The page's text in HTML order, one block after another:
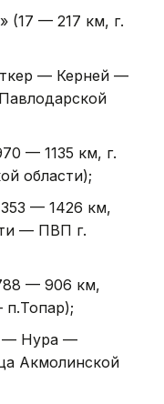
(17 — 217 км, г.
— Керней —
— 1135 км, г.
области);
— 1426 км,
— ПВП г.
— 906 км,
п.Топар);
— Нура —
Акмолинской